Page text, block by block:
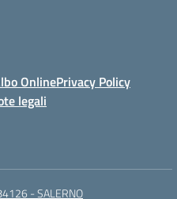
OnlinePrivacy Policy
legali
- SALERNO